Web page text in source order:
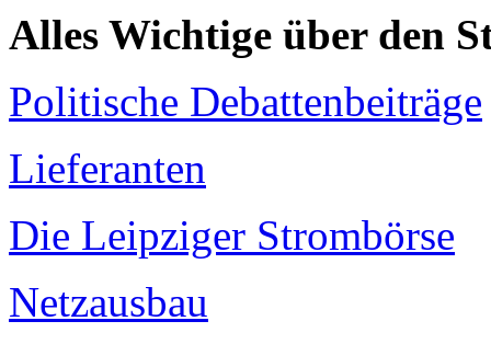
Alles Wichtige über den
Politische Debattenbeiträge
Lieferanten
Die Leipziger Strombörse
Netzausbau